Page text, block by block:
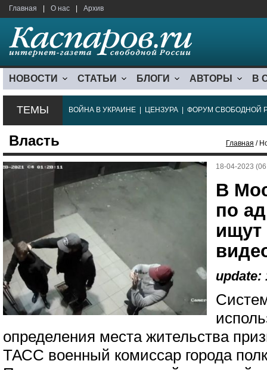
Главная О нас Архив
НОВОСТИ СТАТЬИ БЛОГИ АВТОРЫ В
ТЕМЫ ВОЙНА В УКРАИНЕ ЦЕНЗУРА ФОРУМ СВОБОДНОЙ
Власть Главная /
18-04-2023
В
по
ищут
update:
определения места жительства
ТАСС военный комиссар города